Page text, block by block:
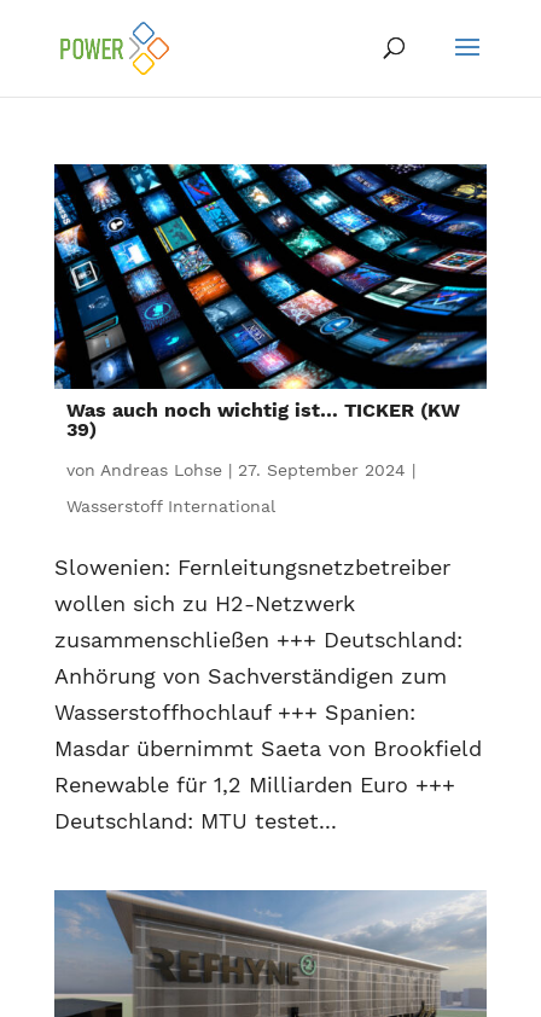
Was auch noch wichtig ist… TICKER (KW
39)
von Andreas Lohse| 27. September 2024 |
Wasserstoff International
Slowenien: Fernleitungsnetzbetreiber
wollen sich zu H2-Netzwerk
zusammenschließen +++ Deutschland:
Anhörung von Sachverständigen zum
Wasserstoffhochlauf +++ Spanien:
Masdar übernimmt Saeta von Brookfield
Renewable für 1,2 Milliarden Euro +++
Deutschland: MTU testet...